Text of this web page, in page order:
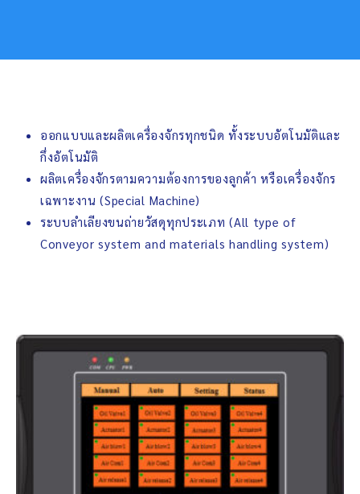
ออกแบบและผลิตเครื่องจักรทุกชนิด ทั้งระบบอัตโนมัติและ
กึ่งอัตโนมัติ
ผลิตเครื่องจักรตามความต้องการของลูกค้า หรือเครื่องจักร
เฉพาะงาน (Special Machine)
ระบบลำเลียงขนถ่ายวัสดุทุกประเภท (All type of
Conveyor system and materials handling system)